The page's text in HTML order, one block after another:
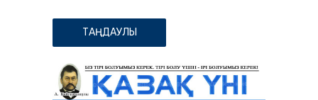
ТАҢДАУЛЫ